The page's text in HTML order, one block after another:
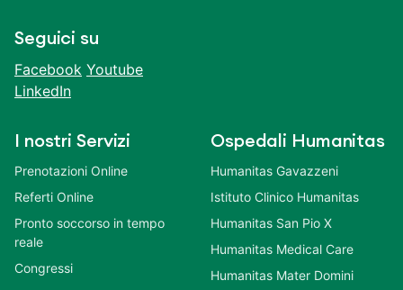
Seguici su
Facebook Youtube
LinkedIn
I nostri Servizi
Prenotazioni Online
Referti Online
Pronto soccorso in tempo
reale
Congressi
Ospedali Humanitas
Humanitas Gavazzeni
Istituto Clinico Humanitas
Humanitas San Pio X
Humanitas Medical Care
Humanitas Mater Domini